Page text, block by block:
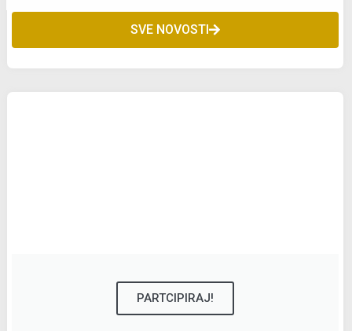
SVE NOVOSTI
PARTCIPIRAJ!